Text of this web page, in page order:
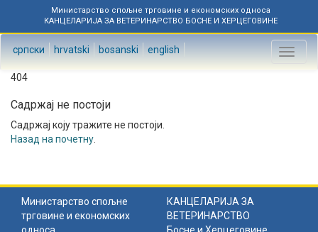
Министарство спољне трговине и економских односа
КАНЦЕЛАРИЈА ЗА ВЕТЕРИНАРСТВО БОСНЕ И ХЕРЦЕГОВИНЕ
српски hrvatski bosanski english
Toggle
404
Садржај не постоји
Садржај коју тражите не постоји.
Назад на почетну
Министарство спољне
трговине и економских
КАНЦЕЛАРИЈА ЗА
ВЕТЕРИНАРСТВО